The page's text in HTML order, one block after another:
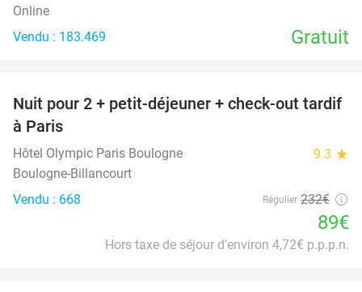
Online
Vendu : 183.469
Gratuit
62%
Nuit pour 2 + petit-déjeuner + check-out tardif
à Paris
Hôtel Olympic Paris Boulogne 9.3 star
Boulogne-Billancourt
Vendu : 668
Régulier 232€
89€
Hors taxe de séjour d'environ 4,72€ p.p.p.n.